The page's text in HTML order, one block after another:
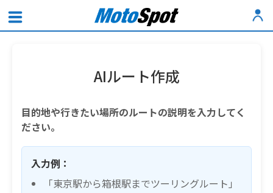
AIルート作成
目的地や行きたい場所のルートの説明を入力してく
ださい。
入力例：
「東京駅から箱根駅までツーリングルート」